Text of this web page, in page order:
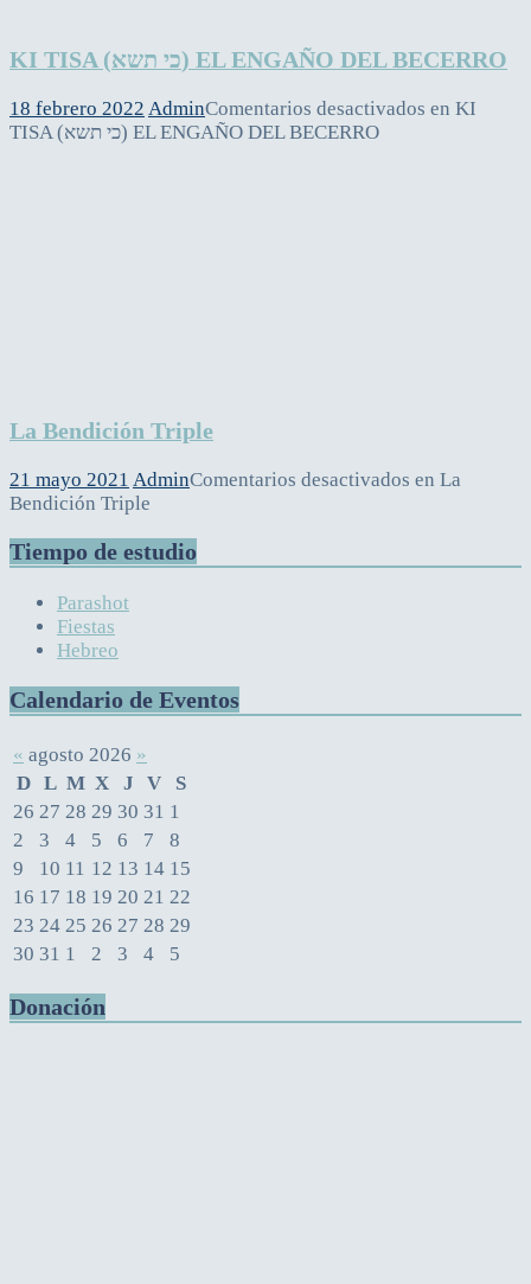
KI TISA (כי תשא) EL ENGAÑO DEL BECERRO
18 febrero 2022 AdminComentarios desactivados en KI
TISA (כי תשא) EL ENGAÑO DEL BECERRO
La Bendición Triple
21 mayo 2021 AdminComentarios desactivados en La
Bendición Triple
Tiempo de estudio
Parashot
Fiestas
Hebreo
Calendario de Eventos
« agosto 2026 »
D L M X J V
S
26 27 28 29 30 31 1
2
3 4 5 6 7
8
9
10 11 12 13 14 15
16 17 18 19 20 21 22
23 24 25 26 27 28 29
30 31 1 2 3 4 5
Donación